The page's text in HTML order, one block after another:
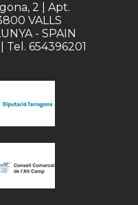
2 | Apt.
VALLS
- SPAIN
Tel. 654396201